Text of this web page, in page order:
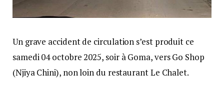
Un grave accident de circulation s’est produit ce
samedi 04 octobre 2025, soir à Goma, vers Go Shop
(Njiya Chini), non loin du restaurant Le Chalet.